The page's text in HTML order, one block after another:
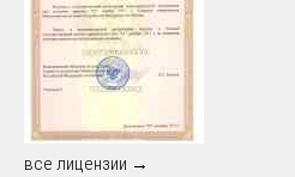
все лицензии →